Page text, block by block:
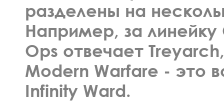
разделены на
Например, за
Ops отвечает
Modern Warfare - это
Infinity Ward.